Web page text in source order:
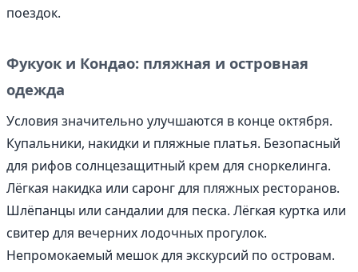
поездок.
Фукуок и Кондао: пляжная и островная
одежда
Условия значительно улучшаются в конце октября.
Купальники, накидки и пляжные платья. Безопасный
для рифов солнцезащитный крем для сноркелинга.
Лёгкая накидка или саронг для пляжных ресторанов.
Шлёпанцы или сандалии для песка. Лёгкая куртка или
свитер для вечерних лодочных прогулок.
Непромокаемый мешок для экскурсий по островам.